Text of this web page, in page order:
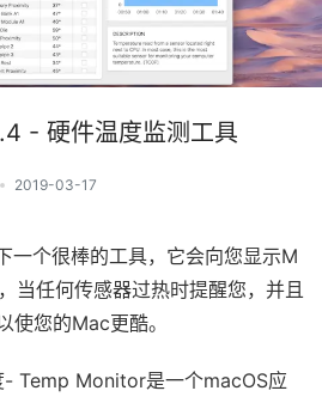
- 硬件温度监测工具
2019-03-17
一个很棒的工具，它会向您显示M
当任何传感器过热时提醒您，并且
使您的Mac更酷。
- Temp Monitor是一个macOS应